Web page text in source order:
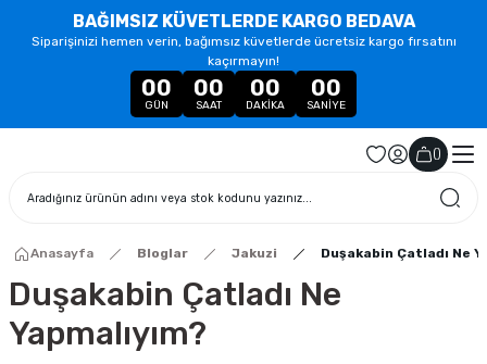
BAĞIMSIZ KÜVETLERDE KARGO BEDAVA
Siparişinizi hemen verin, bağımsız küvetlerde ücretsiz kargo fırsatını
kaçırmayın!
00
GÜN
00
SAAT
00
DAKIKA
00
SANIYE
()
Anasayfa Bloglar Jakuzi Duşakabin Çatladı Ne
Duşakabin Çatladı Ne
Yapmalıyım?